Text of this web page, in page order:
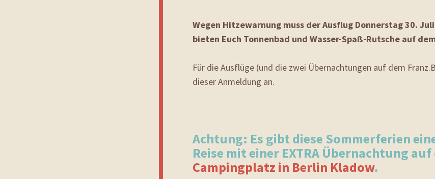
Wegen Hitzewarnung muss der Ausflug Donnerstag 30.
bieten Euch Tonnenbad und Wasser-Spaß-Rutsche auf
Für die Ausflüge (und die zwei Übernachtungen auf dem
dieser Anmeldung an.
Achtung: Es gibt diese Sommerferien
Reise mit einer EXTRA Übernachtung auf
Campingplatz in Berlin Kladow.